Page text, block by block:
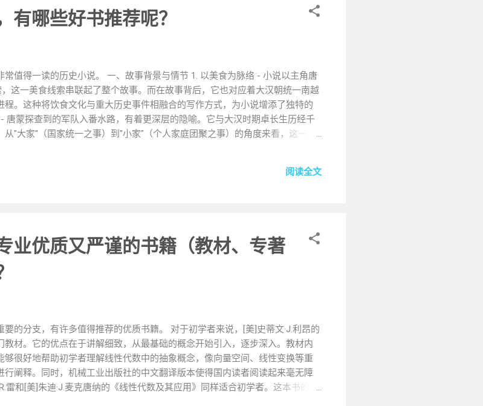
林轻竹在众人面前用泥土抹在姜若淳的裙摆上，以污了她的华服为由要林轻竹
来抵，实在是蛮横无理。 这本书的魅力在于多个方面。从情节上看，它充满
的谎言所裹挟，这种人物命运的起伏能够紧紧抓住读者的眼球。人物塑造也
优点 缺点 《重生之嫡女归来：王爷的傲娇王妃》 讲述林轻竹重生后带着儿子
炼后变得坚强，而前夫陈向晚和姜若淳却对她诸多羞辱，故事充满反转的故事
体 部分情节较为套路化，像重生后的主角逆袭情节在言情小说中较为常见 已隐
有哪些好书推荐呢？
常值得一读的历史小说。 一、故事背景与情节 1. 以美食为脉络 - 小说以主角唐
这一美食线索串联起了整个故事。而在故事背后，它也对应着大汉朝统一南越
程。这种将饮食文化与重大历史事件相融合的写作方式，为小说增添了独特的
唐蒙探查到的军队入番水路，有着更深层的隐喻。它与大汉时期卓长生历经千
"大家"（国家统一之事）到"小家"（个人家庭团聚之事）的角度来看，这一情
物的品尝过程中，展现出对食物纯粹的喜爱。而他对卓长生的兄妹般的情
丘"的思乡之情；赵昧的焦虑失眠与他的安魂粥相关，反映出他在归顺大汉和自
形象通过食物这一独特的切入点被刻画得生动而立体。 三、从心理学角度解
果从心理学角度来阅读《食南之徒》，会发现其中蕴含着许多深刻的寓意。例
的性格和内心世界，唐蒙对各种食物的无忌口暗示他重情重义、有真性情；
背后的深层哲理 - 书中包含了许多如"天下至真者，莫过于食物"等富有哲理的语
性、人生意义的思考。"人生不满百，莫怀千岁忧...
阅读全文
业优质又严谨的书籍（教材、专著
的分支，有许多值得推荐的优质书籍。 对于初学者来说，[美]史蒂文·J.利昂的
教材。它的优点在于讲解细致，从最基础的概念开始引入，逐步深入。教材内
够很好地帮助初学者理解线性代数中的抽象概念，像向量空间、线性变换等重
行阐释。同时，机械工业出版社的中文翻译版本使得国内读者阅读起来毫无障
雷和[美]朱迪·J.麦克唐纳的《线性代数及其应用》同样适合初学者。这本书的一